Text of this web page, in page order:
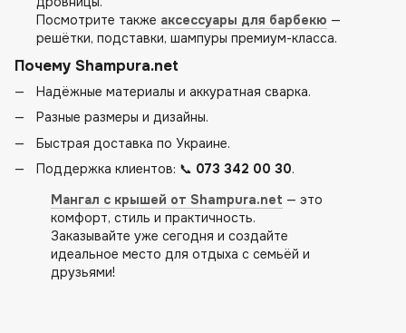
Посмотрите также аксессуары для барбекю —
решётки, подставки, шампуры премиум-класса.
Почему Shampura.net
Надёжные материалы и аккуратная сварка.
Разные размеры и дизайны.
Быстрая доставка по Украине.
Поддержка клиентов: 📞 073 342 00 30.
Мангал с крышей от Shampura.net — это
комфорт, стиль и практичность.
Заказывайте уже сегодня и создайте
идеальное место для отдыха с семьёй и
друзьями!